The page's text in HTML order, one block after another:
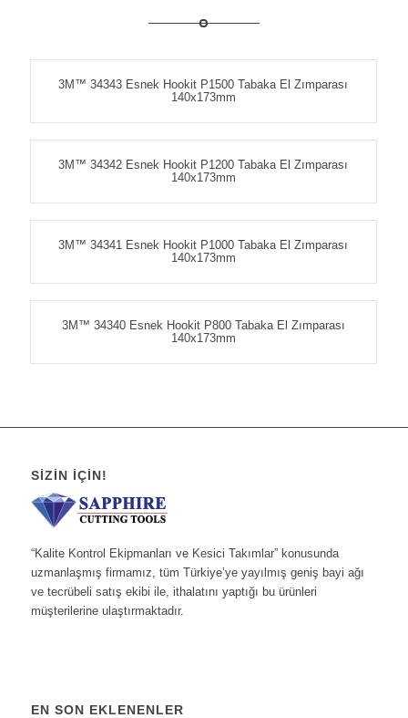
3M™ 34343 Esnek Hookit P1500 Tabaka El Zımparası
140x173mm
3M™ 34342 Esnek Hookit P1200 Tabaka El Zımparası
140x173mm
3M™ 34341 Esnek Hookit P1000 Tabaka El Zımparası
140x173mm
3M™ 34340 Esnek Hookit P800 Tabaka El Zımparası
140x173mm
SIZIN İÇIN!
“Kalite Kontrol Ekipmanları ve Kesici Takımlar” konusunda
uzmanlaşmış firmamız, tüm Türkiye’ye yayılmış geniş bayi ağı
ve tecrübeli satış ekibi ile, ithalatını yaptığı bu ürünleri
müşterilerine ulaştırmaktadır.
EN SON EKLENENLER